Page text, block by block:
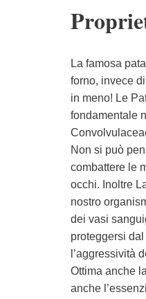
La famosa
forno, invece
in meno! Le
fondamentale
Non si può
combattere le
occhi. Inoltre
nostro
dei vasi
proteggersi
l’aggressività
Ottima anche
anche